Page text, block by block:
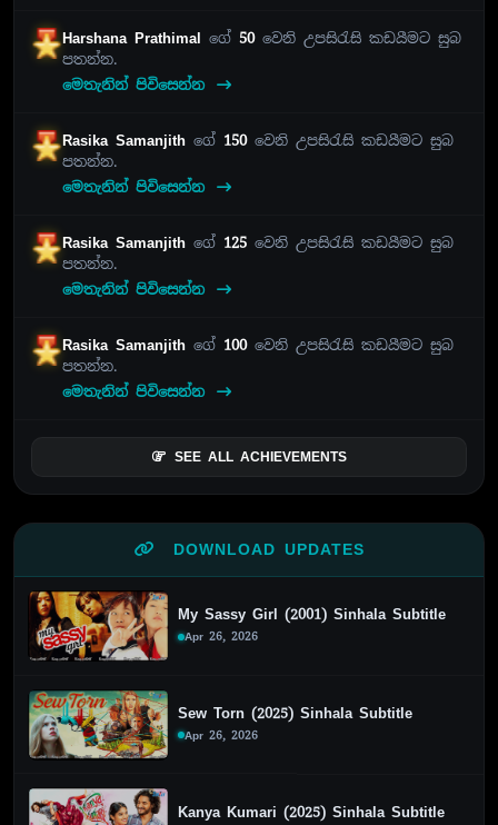
Harshana Prathimal ගේ 50වෙනි උපසිරැසි කඩයීමට සුබ
පතන්න.
මෙතැනින් පිවිසෙන්න
Rasika Samanjithගේ 150වෙනි උපසිරැසි කඩයීමට සුබ
පතන්න.
මෙතැනින් පිවිසෙන්න
Rasika Samanjithගේ 125 වෙනි උපසිරැසි කඩයීමට සුබ
පතන්න.
මෙතැනින් පිවිසෙන්න
Rasika Samanjithගේ 100වෙනි උපසිරැසි කඩයීමට සුබ
පතන්න.
මෙතැනින් පිවිසෙන්න
SEE ALL ACHIEVEMENTS
DOWNLOAD UPDATES
My Sassy Girl (2001) Sinhala Subtitle
Apr 26, 2026
Sew Torn (2025) Sinhala Subtitle
Apr 26, 2026
Kanya Kumari (2025) Sinhala Subtitle